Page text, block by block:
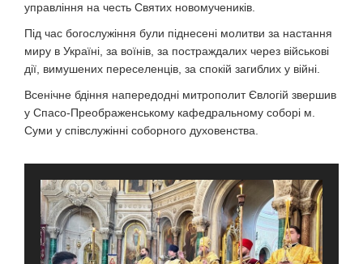
управління на честь Cвятих новомучеників.
Під час богослужіння були піднесені молитви за настання
миру в Україні, за воїнів, за постраждалих через військові
дії, вимушених переселенців, за спокій загиблих у війні.
Всенічне бдіння напередодні митрополит Євлогій звершив
у Спасо-Преображенському кафедральному соборі м.
Суми у співслужінні соборного духовенства.